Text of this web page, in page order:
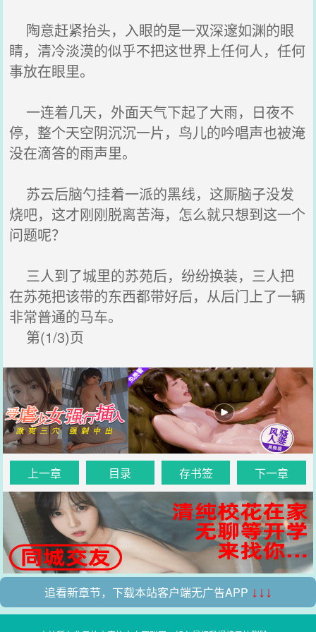
陶意赶紧抬头，入眼的是一双深邃如渊的眼
睛，清冷淡漠的似乎不把这世界上任何人，任何
事放在眼里。
一连着几天，外面天气下起了大雨，日夜不
停，整个天空阴沉沉一片，鸟儿的吟唱声也被淹
没在滴答的雨声里。
苏云后脑勺挂着一派的黑线，这厮脑子没发
烧吧，这才刚刚脱离苦海，怎么就只想到这一个
问题呢？
三人到了城里的苏苑后，纷纷换装，三人把
在苏苑把该带的东西都带好后，从后门上了一辆
非常普通的马车。
第(1/3)页
上一章 目录 存书签 下一章
追看新章节，下载本站客户端无广告APP ↓↓↓